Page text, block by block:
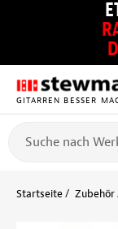
GITARREN BESSER
Startseite Zubehör